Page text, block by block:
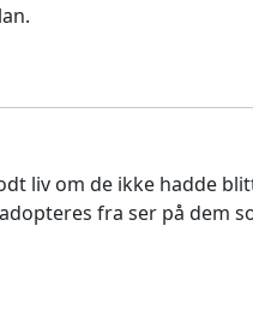
liv om de ikke hadde
fra ser på dem